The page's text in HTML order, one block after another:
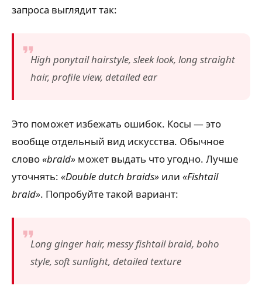
запроса выглядит так:
High ponytail hairstyle, sleek look, long straight
hair, profile view, detailed ear
Это поможет избежать ошибок. Косы — это
вообще отдельный вид искусства. Обычное
слово«braid» может выдать что угодно. Лучше
уточнять: «Double dutch braids» или «Fishtail
braid». Попробуйте такой вариант:
Long ginger hair, messy fishtail braid, boho
style, soft sunlight, detailed texture